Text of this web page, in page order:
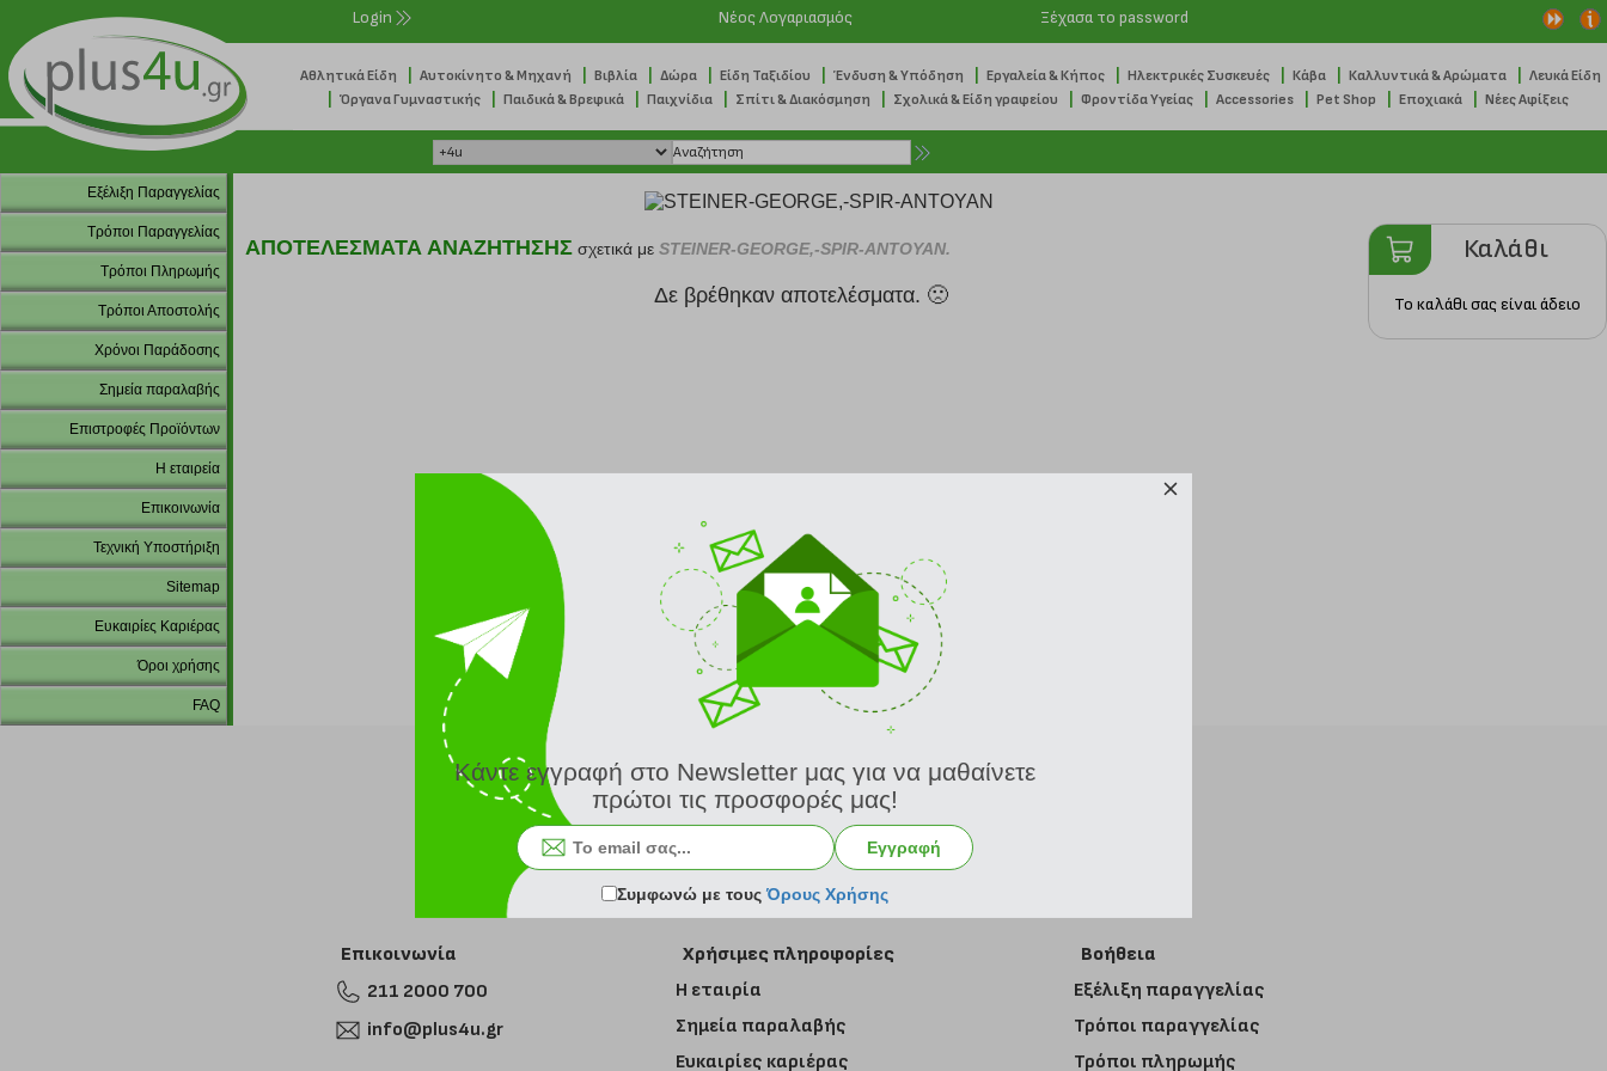
Login Νέος Λογαριασμός Ξέχασα το password
Αθλητικά Είδη Αυτοκίνητο & Μηχανή Βιβλία Δώρα Είδη Ταξιδίου Ένδυση & Υπόδηση Εργαλεία & Κήπος Ηλεκτρικές Συσκευές Κάβα Καλλυντικά & Αρώματα Λευκά Είδη
Όργανα Γυμναστικής Παιδικά & Βρεφικά Παιχνίδια Σπίτι & Διακόσμηση Σχολικά & Είδη γραφείου Φροντίδα Υγείας Accessories Pet Shop Εποχιακά Νέες Αφίξεις
Εξέλιξη Παραγγελίας
Τρόποι Παραγγελίας
Τρόποι Πληρωμής
Τρόποι Αποστολής
Χρόνοι Παράδοσης
Σημεία παραλαβής
Επιστροφές Προϊόντων
Η εταιρεία
Επικοινωνία
Τεχνική Υποστήριξη
Sitemap
Ευκαιρίες Καριέρας
Όροι χρήσης
FAQ
ΑΠΟΤΕΛΕΣΜΑΤΑ ΑΝΑΖΗΤΗΣΗΣ σχετικά με STEINER-GEORGE,-SPIR-ANTOYAN.
Δε βρέθηκαν αποτελέσματα. 🙁
Καλάθι
Το καλάθι σας είναι άδειο
Εγγραφή στο newsletter
Επικοινωνία
211 2000 700
info@plus4u.gr
Χρήσιμες πληροφορίες
Η εταιρία
Σημεία παραλαβής
Ευκαιρίες καριέρας
Βοήθεια
Εξέλιξη παραγγελίας
Τρόποι παραγγελίας
Τρόποι πληρωμής
Κάντε εγγραφή στο Newsletter μας για να μαθαίνετε
πρώτοι τις προσφορές μας!
Εγγραφή
Συμφωνώ με τουςΌρους Χρήσης